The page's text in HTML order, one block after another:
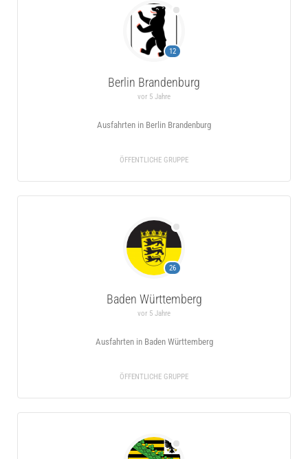
12
Berlin Brandenburg
vor 5 Jahre
Ausfahrten in Berlin Brandenburg
ÖFFENTLICHE GRUPPE
26
Baden Württemberg
vor 5 Jahre
Ausfahrten in Baden Württemberg
ÖFFENTLICHE GRUPPE